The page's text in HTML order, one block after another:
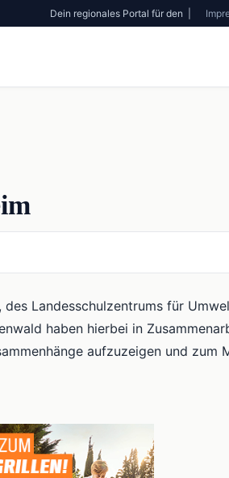
Dein regionales Portal für den |
Landesschulzentrums für
haben hierbei in
aufzuzeigen und zum